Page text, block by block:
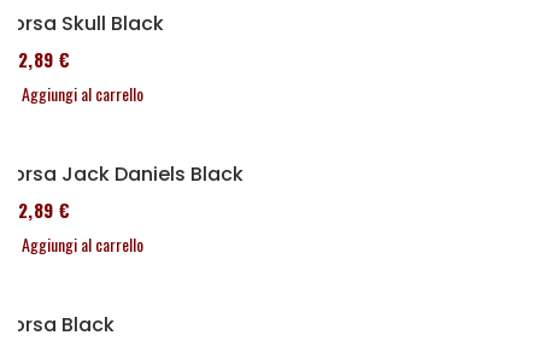
Borsa Skull Black
152,89 €
Aggiungi al carrello
Borsa Jack Daniels Black
152,89 €
Aggiungi al carrello
Borsa Black